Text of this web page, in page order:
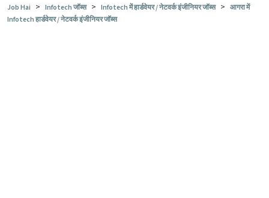
Job Hai > Infotech जॉब्स > Infotech में हार्डवेयर / नेटवर्क इंजीनियर जॉब्स > आगरा में
Infotech हार्डवेयर / नेटवर्क इंजीनियर जॉब्स